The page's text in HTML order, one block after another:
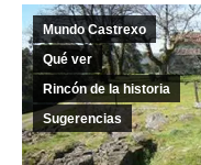
Mundo Castrexo
Qué ver
Rincón de la historia
Sugerencias